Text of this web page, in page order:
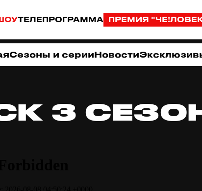
ТЕЛЕПРОГРАММА ПРЕМИЯ
Сезоны и серииНовости
3